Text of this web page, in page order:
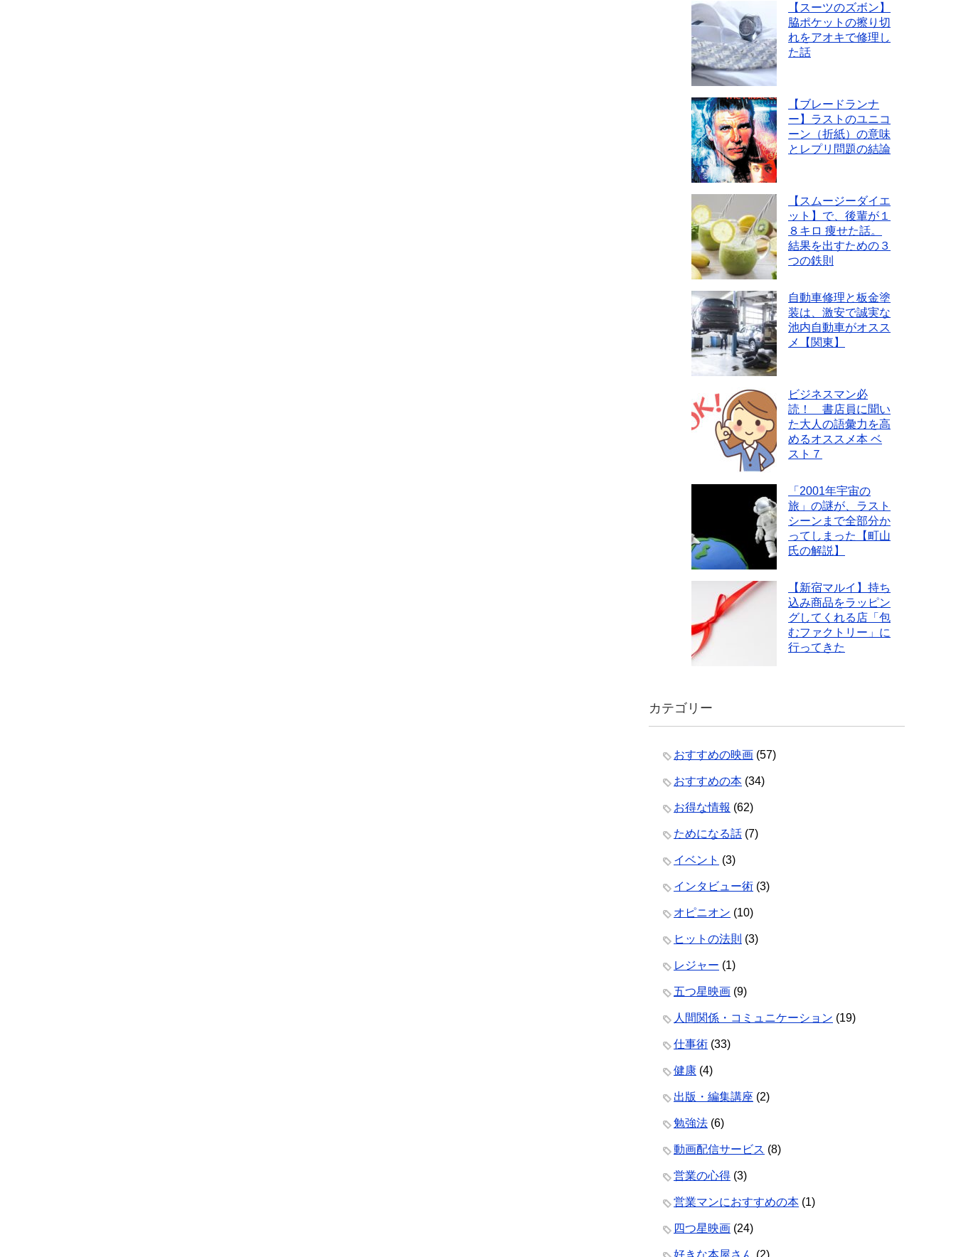
【スーツのズボン】
脇ポケットの擦り切
れをアオキで修理し
た話
【ブレードランナ
ー】ラストのユニコ
ーン（折紙）の意味
とレプリ問題の結論
【スムージーダイエ
ット】で、後輩が１
８キロ 痩せた話。
結果を出すための３
つの鉄則
自動車修理と板金塗
装は、激安で誠実な
池内自動車がオスス
メ【関東】
ビジネスマン必
読！ 書店員に聞い
た大人の語彙力を高
めるオススメ本 ベ
スト７
「2001年宇宙の
旅」の謎が、ラスト
シーンまで全部分か
ってしまった【町山
氏の解説】
【新宿マルイ】持ち
込み商品をラッピン
グしてくれる店「包
むファクトリー」に
行ってきた
カテゴリー
おすすめの映画 (57)
おすすめの本 (34)
お得な情報 (62)
ためになる話 (7)
イベント (3)
インタビュー術 (3)
オピニオン (10)
ヒットの法則 (3)
レジャー (1)
五つ星映画 (9)
人間関係・コミュニケーション (19)
仕事術 (33)
健康 (4)
出版・編集講座 (2)
勉強法 (6)
動画配信サービス (8)
営業の心得 (3)
営業マンにおすすめの本 (1)
四つ星映画 (24)
好きな本屋さん (2)